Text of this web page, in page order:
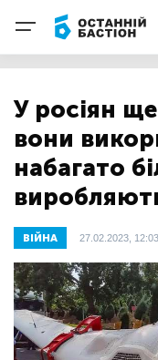
У росіян
вони
набагато
ВІЙНА 27.02.2023, 12:03